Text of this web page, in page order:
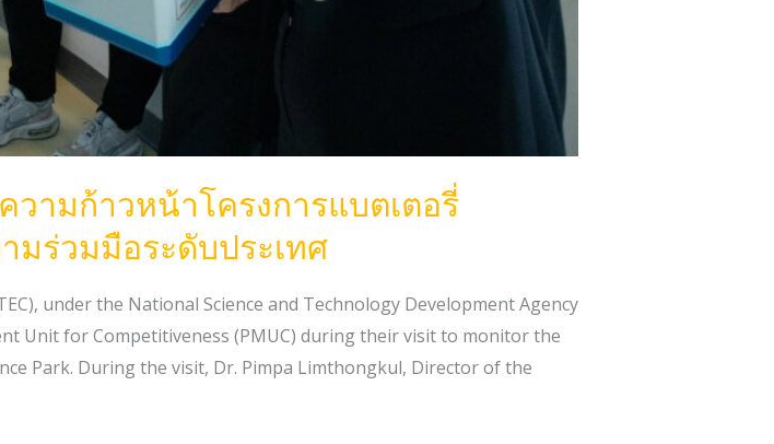
วามก้าวหน้าโครงการแบตเตอรี่
มร่วมมือระดับประเทศ
under the National Science and Technology Development Agency
Unit for Competitiveness (PMUC) during their visit to monitor the
Park. During the visit, Dr. Pimpa Limthongkul, Director of the